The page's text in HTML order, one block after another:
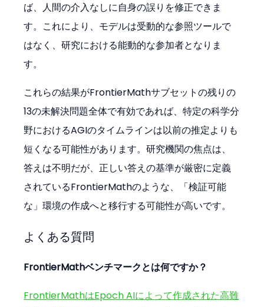
ば、人間の介入なしに自身の誤りを修正できま
す。これにより、モデルは受動的な参照ツールで
はなく、研究における能動的な参加者となりま
す。
これらの結果がFrontierMathサブセットの残りの
13の未解決問題全体で有効であれば、特定の科学分
野におけるAGIのタイムラインは以前の推定よりも
短くなる可能性があります。研究機関の焦点は、
答えは不明だが、正しい答えの基準が厳密に定義
されているFrontierMathのような、「検証可能
な」環境の作成へと移行する可能性が高いです。
よくある質問
FrontierMathベンチマークとは何ですか？
FrontierMathはEpoch AIによって作成された高難